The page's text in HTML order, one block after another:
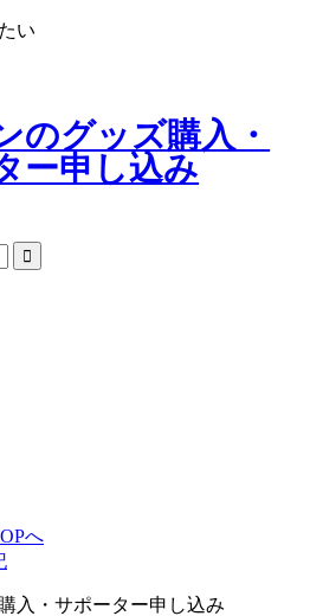
い
のグッズ購入・
ー申し込み
へ